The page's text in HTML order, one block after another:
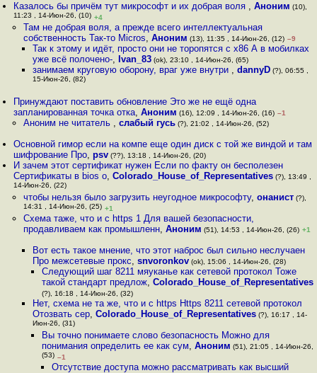
Казалось бы причём тут микрософт и их добрая воля ,Аноним (10),
11:23 , 14-Июн-26, (10) +4
Там не добрая воля, а прежде всего интеллектуальная
собственность Так-то Micros, Аноним (13), 11:35 , 14-Июн-26, (12) –9
Так к этому и идёт, просто они не торопятся с х86 А в мобилках
уже всё полочено-, Ivan_83(ok), 23:10 , 14-Июн-26, (65)
занимаем круговую оборону, враг уже внутри , dannyD(?), 06:55 ,
15-Июн-26, (82)
Принуждают поставить обновление Это же не ещё одна
запланированная точка отка,Аноним (16), 12:09 , 14-Июн-26, (16) –1
Аноним не читатель , слабый гусь(?), 21:02 , 14-Июн-26, (52)
Основной гимор если на компе еще один диск с той же виндой и там
шифрование Про,psv (??), 13:18 , 14-Июн-26, (20)
И зачем этот сертификат нужен Если по факту он бесполезен
Сертификаты в bios о,Colorado_House_of_Representatives (?), 13:49 ,
14-Июн-26, (22)
чтобы нельзя было загрузить неугодное микрософту, онанист(?),
14:31 , 14-Июн-26, (25) +1
Схема таже, что и с https 1 Для вашей безопасности,
продавливаем как промышленн, Аноним (51), 14:53 , 14-Июн-26, (26) +1
Вот есть такое мнение, что этот наброс был сильно неслучаен
Про межсетевые прокс, snvoronkov(ok), 15:06 , 14-Июн-26, (28)
Следующий шаг 8211 мяуканье как сетевой протокол Тоже
такой стандарт предлож,Colorado_House_of_Representatives
(?), 16:18 , 14-Июн-26, (32)
Нет, схема не та же, что и с https Https 8211 сетевой протокол
Отозвать сер, Colorado_House_of_Representatives(?), 16:17 , 14-
Июн-26, (31)
Вы точно понимаете слово безопасность Можно для
понимания определить ее как сум,Аноним (51), 21:05 , 14-Июн-26,
(53) –1
Отсутствие доступа можно рассматривать как высший